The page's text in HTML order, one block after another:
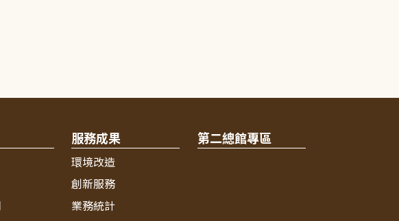
服務成果
環境改造
創新服務
業務統計
第二總館專區